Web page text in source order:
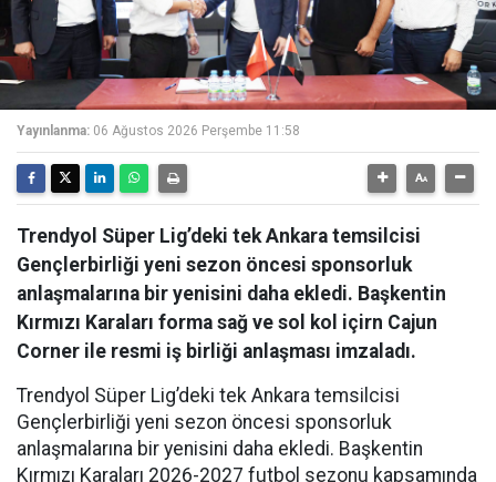
Yayınlanma: 06 Ağustos 2026 Perşembe 11:58
Trendyol Süper Lig’deki tek Ankara temsilcisi
Gençlerbirliği yeni sezon öncesi sponsorluk
anlaşmalarına bir yenisini daha ekledi. Başkentin
Kırmızı Karaları forma sağ ve sol kol içirn Cajun
Corner ile resmi iş birliği anlaşması imzaladı.
Trendyol Süper Lig’deki tek Ankara temsilcisi
Gençlerbirliği yeni sezon öncesi sponsorluk
anlaşmalarına bir yenisini daha ekledi. Başkentin
Kırmızı Karaları 2026-2027 futbol sezonu kapsamında